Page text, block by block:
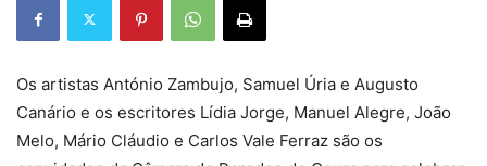
Os artistas António Zambujo, Samuel Úria e Augusto
Canário e os escritores Lídia Jorge, Manuel Alegre, João
Melo, Mário Cláudio e Carlos Vale Ferraz são os